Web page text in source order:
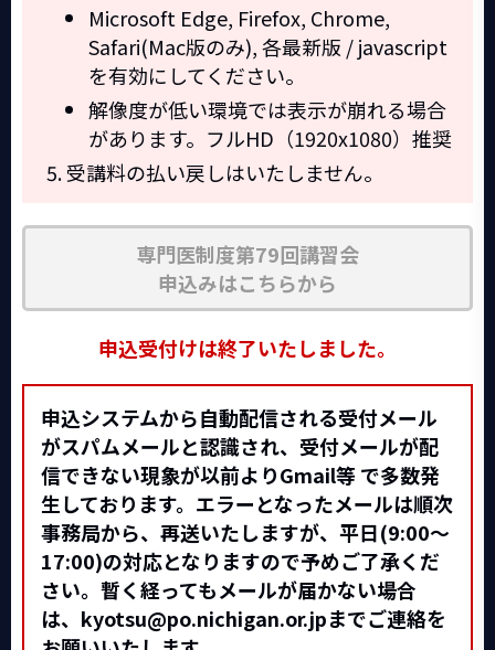
Microsoft Edge, Firefox, Chrome,
Safari(Mac版のみ), 各最新版 / javascript
を有効にしてください。
解像度が低い環境では表示が崩れる場合
があります。フルHD（1920x1080）推奨
受講料の払い戻しはいたしません。
専門医制度第79回講習会
申込みはこちらから
申込受付けは終了いたしました。
申込システムから自動配信される受付メール
がスパムメールと認識され、受付メールが配
信できない現象が以前よりGmail等 で多数発
生しております。エラーとなったメールは順次
事務局から、再送いたしますが、平日(9:00～
17:00)の対応となりますので予めご了承くだ
さい。暫く経ってもメールが届かない場合
は、kyotsu@po.nichigan.or.jpまでご連絡を